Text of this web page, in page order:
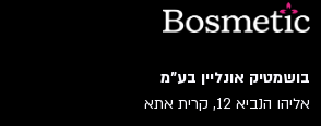
בושמטיק אונליין בע"מ
אליהו הנביא 12, קרית אתא